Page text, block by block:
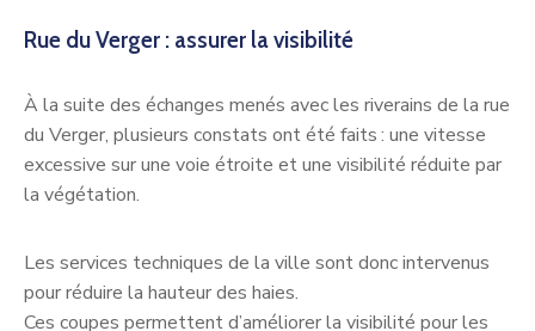
Rue du Verger : assurer la visibilité
À la suite des échanges menés avec les riverains de la rue
du Verger, plusieurs constats ont été faits : une vitesse
excessive sur une voie étroite et une visibilité réduite par
la végétation.
Les services techniques de la ville sont donc intervenus
pour réduire la hauteur des haies.
Ces coupes permettent d’améliorer la visibilité pour les